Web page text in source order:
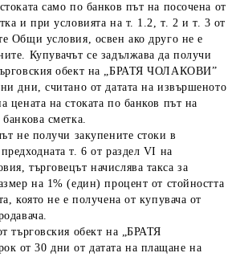
само по банков път на посочена от
и при условията на т. 1.2, т. 2 и т. 3 от
Общи условия, освен ако друго не е
Купувачът се задължава да получи
обект на „БРАТЯ ЧОЛАКОВИ”
дни, считано от датата на извършеното
цената на стоката по банков път на
сметка.
не получи закупените стоки в
т. 6 от раздел VI на
търговецът начислява такса за
на 1% (един) процент от стойността
която не е получена от купувача от
търговския обект на „БРАТЯ
от 30 дни от датата на плащане на